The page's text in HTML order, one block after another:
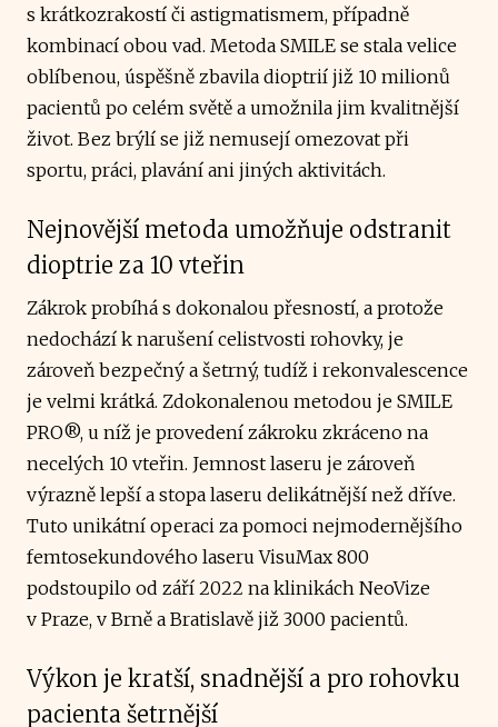
s krátkozrakostí či astigmatismem, případně
kombinací obou vad. Metoda SMILE se stala velice
oblíbenou, úspěšně zbavila dioptrií již 10 milionů
pacientů po celém světě a umožnila jim kvalitnější
život. Bez brýlí se již nemusejí omezovat při
sportu, práci, plavání ani jiných aktivitách.
Nejnovější metoda umožňuje odstranit
dioptrie za 10 vteřin
Zákrok probíhá s dokonalou přesností, a protože
nedochází k narušení celistvosti rohovky, je
zároveň bezpečný a šetrný, tudíž i rekonvalescence
je velmi krátká. Zdokonalenou metodou je SMILE
PRO®, u níž je provedení zákroku zkráceno na
necelých 10 vteřin. Jemnost laseru je zároveň
výrazně lepší a stopa laseru delikátnější než dříve.
Tuto unikátní operaci za pomoci nejmodernějšího
femtosekundového laseru VisuMax 800
podstoupilo od září 2022 na klinikách NeoVize
v Praze, v Brně a Bratislavě již 3000 pacientů.
Výkon je kratší, snadnější a pro rohovku
pacienta šetrnější